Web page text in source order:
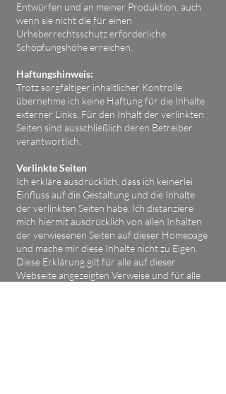
Entwürfen und an meiner Produktion, auch
wenn sie nicht die für einen
Urheberrechtsschutz erforderliche
Schöpfungshöhe erreichen.
Haftungshinweis:
Trotz sorgfältiger inhaltlicher Kontrolle
übernehme ich keine Haftung für die Inhalte
externer Links. Für den Inhalt der verlinkten
Seiten sind ausschließlich deren Betreiber
verantwortlich.
Verlinkte Seiten
Ich erkläre ausdrücklich, dass ich keinerlei
Einfluss auf die Gestaltung und die Inhalte
der verlinkten Seiten habe. Ich distanziere
mich hiermit ausdrücklich von allen Inhalten
der verwiesenen Seiten auf dieser Homepage
und mache mir diese Inhalte nicht zu Eigen.
Diese Erklärung gilt für alle auf dieser
Webseite angezeigten Verweise und für alle